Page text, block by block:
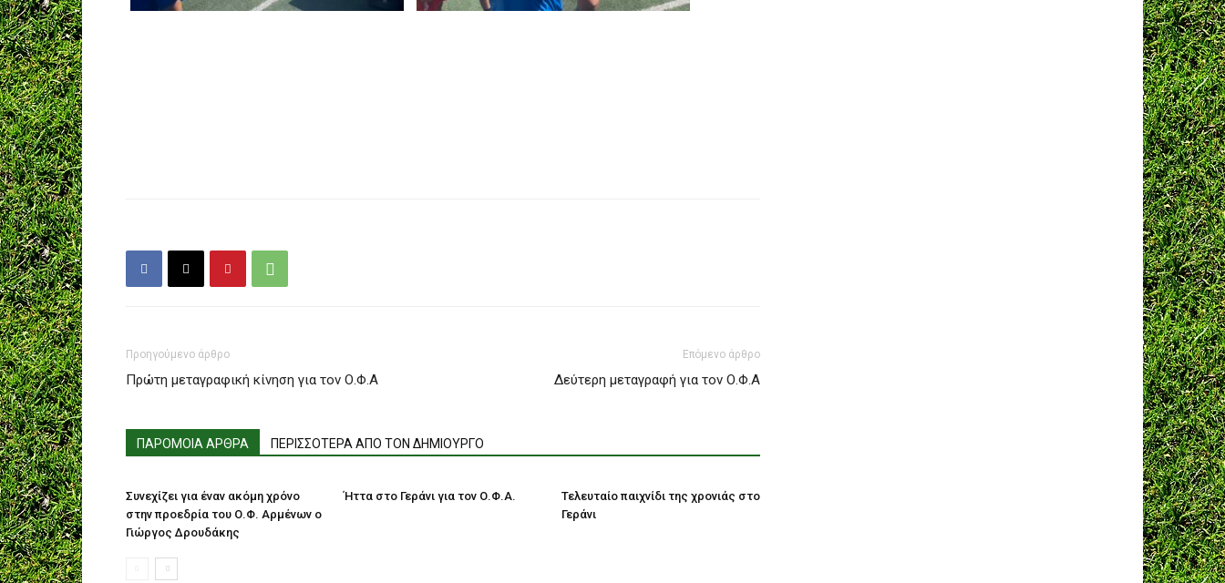
Προηγούμενο άρθρο
Πρώτη μεταγραφική κίνηση για τον Ο.Φ.Α
Επόμενο άρθρο
Δεύτερη μεταγραφή για τον Ο.Φ.Α
ΠΑΡΟΜΟΙΑ ΑΡΘΡΑ ΠΕΡΙΣΣΟΤΕΡΑ ΑΠΟ ΤΟΝ ΔΗΜΙΟΥΡΓΟ
Συνεχίζει για έναν ακόμη χρόνο
στην προεδρία του Ο.Φ. Αρμένων ο
Γιώργος Δρουδάκης
Ήττα στο Γεράνι για τον Ο.Φ.Α.
Τελευταίο παιχνίδι της χρονιάς στο
Γεράνι